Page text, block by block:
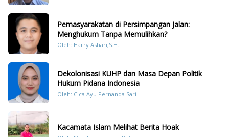
Pemasyarakatan di Persimpangan Jalan:
Menghukum Tanpa Memulihkan?
Oleh: Harry Ashari,S.H.
Dekolonisasi KUHP dan Masa Depan Politik
Hukum Pidana Indonesia
Oleh: Cica Ayu Pernanda Sari
Kacamata Islam Melihat Berita Hoak